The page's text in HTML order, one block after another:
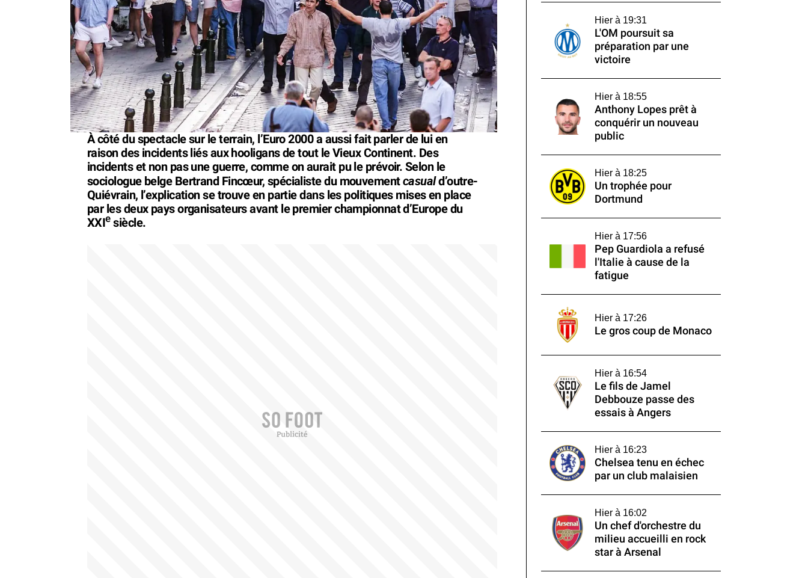
À côté du spectacle sur le terrain, l’Euro 2000 a aussi fait parler de lui en
raison des incidents liés aux hooligans de tout le Vieux Continent. Des
incidents et non pas une guerre, comme on aurait pu le prévoir. Selon le
sociologue belge Bertrand Fincœur, spécialiste du mouvementcasuald’outre-
Quiévrain, l’explication se trouve en partie dans les politiques mises en place
par les deux pays organisateurs avant le premier championnat d’Europe du
XXIesiècle.
Hier à 19:31
L'OM poursuit sa
préparation par une
victoire
Hier à 18:55
Anthony Lopes prêt à
conquérir un nouveau
public
Hier à 18:25
Un trophée pour
Dortmund
Hier à 17:56
Pep Guardiola a refusé
l'Italie à cause de la
fatigue
Hier à 17:26
Le gros coup de Monaco
Hier à 16:54
Le fils de Jamel
Debbouze passe des
essais à Angers
Hier à 16:23
Chelsea tenu en échec
par un club malaisien
Hier à 16:02
Un chef d'orchestre du
milieu accueilli en rock
star à Arsenal